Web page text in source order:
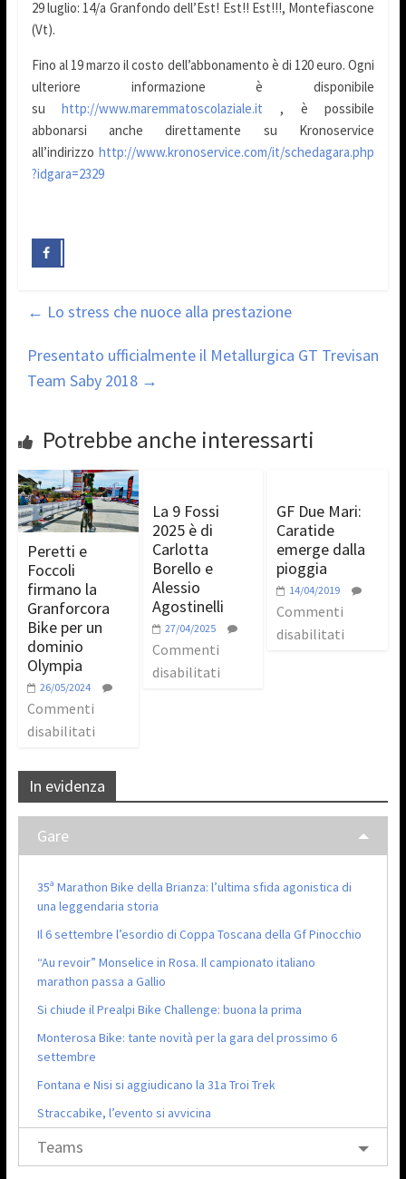
29 luglio: 14/a Granfondo dell’Est! Est!! Est!!!, Montefiascone
(Vt).
Fino al 19 marzo il costo dell’abbonamento è di 120 euro. Ogni
ulteriore informazione è disponibile
suhttp://www.maremmatoscolaziale.it , è possibile
abbonarsi anche direttamente su Kronoservice
all’indirizzohttp://www.kronoservice.com/it/schedagara.php
?idgara=2329
← Lo stress che nuoce alla prestazione
Presentato ufficialmente il Metallurgica GT Trevisan
Team Saby 2018 →
Potrebbe anche interessarti
Peretti e
Foccoli
firmano la
Granforcora
Bike per un
dominio
Olympia
26/05/2024
Commenti
disabilitati
La 9 Fossi
2025 è di
Carlotta
Borello e
Alessio
Agostinelli
27/04/2025
Commenti
disabilitati
GF Due Mari:
Caratide
emerge dalla
pioggia
14/04/2019
Commenti
disabilitati
In evidenza
Gare
35ª Marathon Bike della Brianza: l’ultima sfida agonistica di
una leggendaria storia
Il 6 settembre l’esordio di Coppa Toscana della Gf Pinocchio
“Au revoir” Monselice in Rosa. Il campionato italiano
marathon passa a Gallio
Si chiude il Prealpi Bike Challenge: buona la prima
Monterosa Bike: tante novità per la gara del prossimo 6
settembre
Fontana e Nisi si aggiudicano la 31a Troi Trek
Straccabike, l’evento si avvicina
Teams